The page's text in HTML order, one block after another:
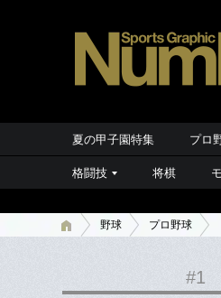
夏の甲子園特集 プロ
格闘技 将棋
野球 プロ野球
#1